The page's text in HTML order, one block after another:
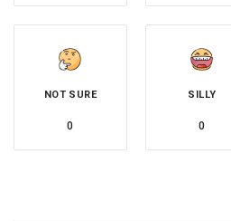
NOT SURE
0
SILLY
0